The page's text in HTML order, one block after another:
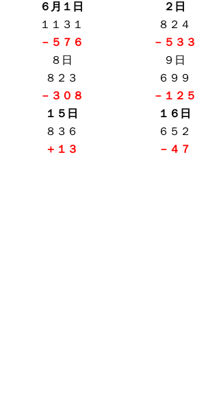
６月１日 ２日
１１３１ ８２４
－５７６ －５３３
８日 ９日
８２３ ６９９
－３０８ －１２５
１５日
１６日
８３６
６５２
＋１３ －４７